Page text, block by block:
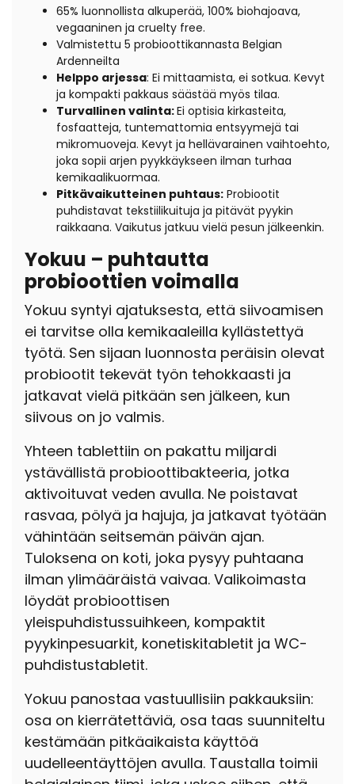
65% luonnollista alkuperää, 100% biohajoava,
vegaaninen ja cruelty free.
Valmistettu 5 probioottikannasta Belgian
Ardenneilta
Helppo arjessa: Ei mittaamista, ei sotkua. Kevyt
ja kompakti pakkaus säästää myös tilaa.
Turvallinen valinta:Ei optisia kirkasteita,
fosfaatteja, tuntemattomia entsyymejä tai
mikromuoveja. Kevyt ja hellävarainen vaihtoehto,
joka sopii arjen pyykkäykseen ilman turhaa
kemikaalikuormaa.
Pitkävaikutteinen puhtaus: Probiootit
puhdistavat tekstiilikuituja ja pitävät pyykin
raikkaana. Vaikutus jatkuu vielä pesun jälkeenkin.
Yokuu – puhtautta
probioottien voimalla
Yokuu syntyi ajatuksesta, että siivoamisen
ei tarvitse olla kemikaaleilla kyllästettyä
työtä. Sen sijaan luonnosta peräisin olevat
probiootit tekevät työn tehokkaasti ja
jatkavat vielä pitkään sen jälkeen, kun
siivous on jo valmis.
Yhteen tablettiin on pakattu miljardi
ystävällistä probioottibakteeria, jotka
aktivoituvat veden avulla. Ne poistavat
rasvaa, pölyä ja hajuja, ja jatkavat työtään
vähintään seitsemän päivän ajan.
Tuloksena on koti, joka pysyy puhtaana
ilman ylimääräistä vaivaa. Valikoimasta
löydät probioottisen
yleispuhdistussuihkeen, kompaktit
pyykinpesuarkit, konetiskitabletit ja WC-
puhdistustabletit.
Yokuu panostaa vastuullisiin pakkauksiin:
osa on kierrätettäviä, osa taas suunniteltu
kestämään pitkäaikaista käyttöä
uudelleentäyttöjen avulla. Taustalla toimii